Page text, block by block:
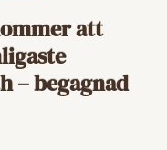
att
– begagnad